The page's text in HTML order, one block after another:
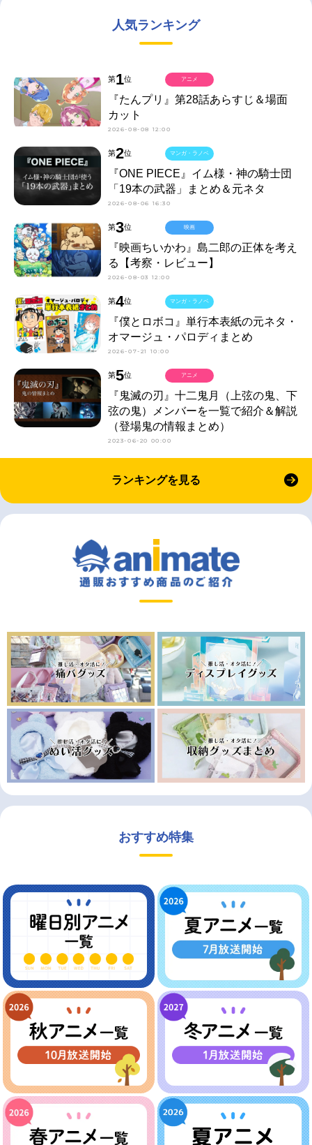
人気ランキング
第1位
『たんプリ』第28話あらすじ＆場面
カット
2026-08-08 12:00
アニメ
第2位
『ONE PIECE』イム様・神の騎士団
「19本の武器」まとめ＆元ネタ
2026-08-06 16:30
マンガ・ラノベ
第3位
『映画ちいかわ』島二郎の正体を考え
る【考察・レビュー】
2026-08-03 12:00
映画
第4位
『僕とロボコ』単行本表紙の元ネタ・
オマージュ・パロディまとめ
2026-07-21 10:00
マンガ・ラノベ
第5位
『鬼滅の刃』十二鬼月（上弦の鬼、下
弦の鬼）メンバーを一覧で紹介＆解説
（登場鬼の情報まとめ）
2023-06-20 00:00
アニメ
ランキングを見る
おすすめ特集